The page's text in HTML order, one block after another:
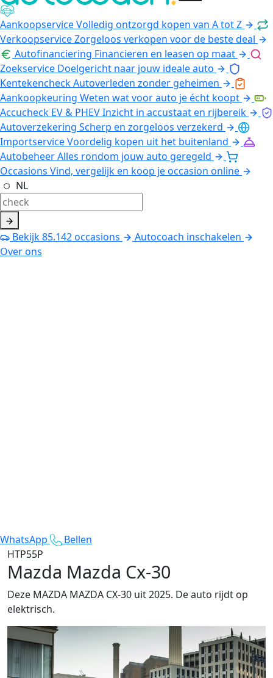
AankoopserviceVolledig ontzorgd kopen van A tot Z
VerkoopserviceZorgeloos verkopen voor de beste deal
Autofinanciering Financieren en leasen op maat
Zoekservice Doelgericht naar jouw ideale auto
KentekencheckAutoverleden zonder geheimen
Aankoopkeuring Weten wat voor auto je écht koopt
Accucheck EV & PHEVInzicht in accustaat en rijbereik
Autoverzekering Scherp en zorgeloos verzekerd
ImportserviceVoordelig kopen uit het buitenland
AutobeheerAlles rondom jouw auto geregeld
Occasions Vind, vergelijk en koop je occasion online
NL
Bekijk85.142occasions
Autocoach inschakelen
Over ons
WhatsApp
Bellen
HTP55P
Mazda Mazda Cx-30
Deze MAZDA MAZDA CX-30 uit 2025. De auto rijdt op
elektrisch.